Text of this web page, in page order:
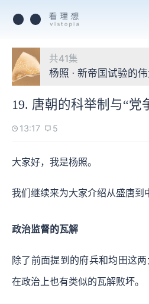
共41集
杨照 · 新帝国试验的
19. 唐朝的科举制与“党
13:17 5
大家好，我是杨照。
我们继续来为大家介绍从盛唐到
政治监督的瓦解
除了前面提到的府兵和均田这
在政治上也有类似的瓦解败坏。